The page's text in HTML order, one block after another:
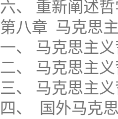
六、 重新阐述
第八章 马克思
一、 马克思主
二、 马克思主
三、 马克思主
四、 国外马克